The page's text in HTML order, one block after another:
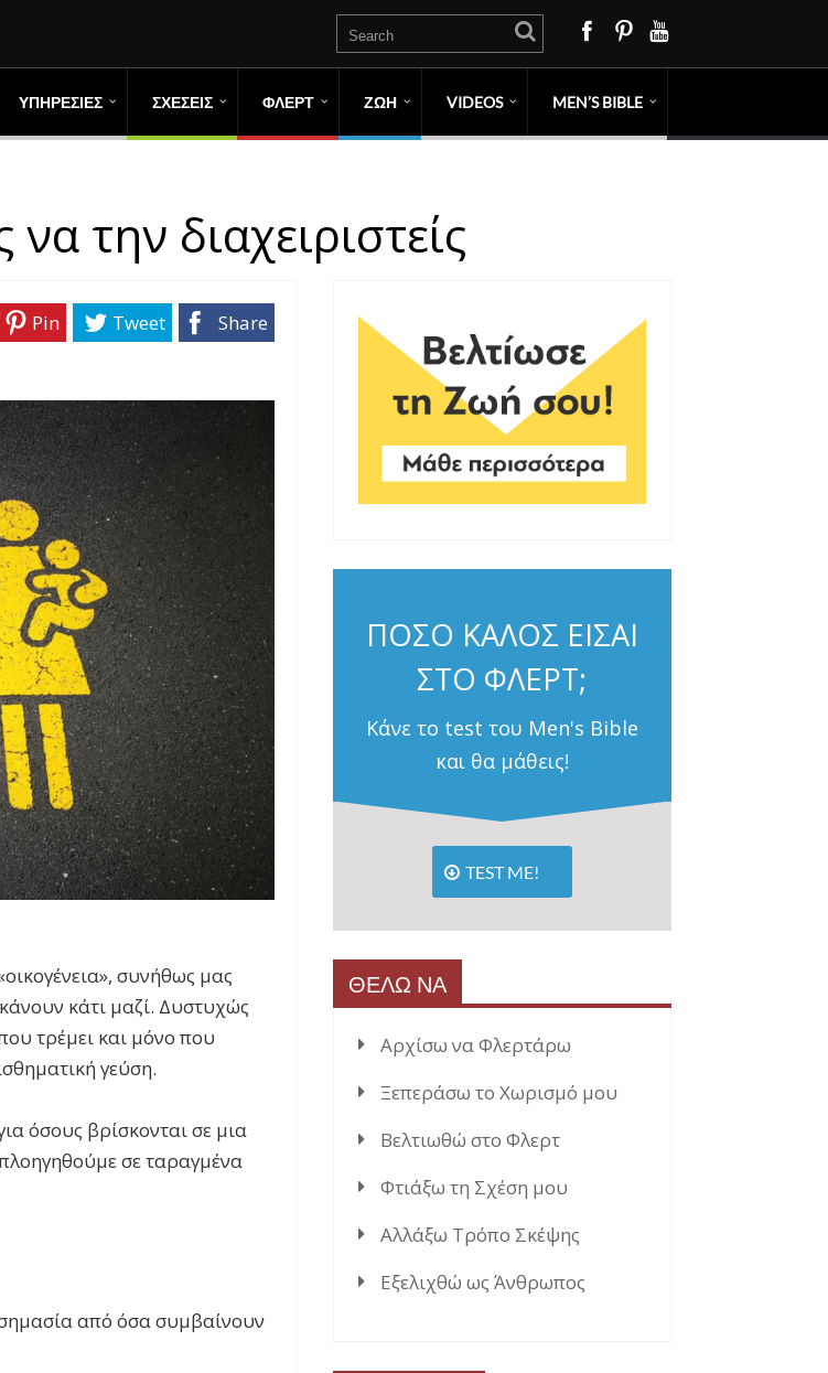
ΥΠΗΡΕΣΙΕΣ ΣΧΕΣΕΙΣ ΦΛΕΡΤ ΖΩΗ VIDEOS MEN’S BIBLE
την διαχειριστείς
Share
Tweet
Pin
συνήθως μας
κάτι μαζί. Δυστυχώς
τρέμει και μόνο που
γεύση.
όσους βρίσκονται σε μια
σε ταραγμένα
από όσα συμβαίνουν
ΠΟΣΟ ΚΑΛΟΣ ΕΙΣΑΙ
ΣΤΟ ΦΛΕΡΤ;
Κάνε το test του Men's Bible
και θα μάθεις!
TEST ME!
ΘΕΛΩ ΝΑ
Αρχίσω να Φλερτάρω
Ξεπεράσω το Χωρισμό μου
Βελτιωθώ στο Φλερτ
Φτιάξω τη Σχέση μου
Αλλάξω Τρόπο Σκέψης
Εξελιχθώ ως Άνθρωπος